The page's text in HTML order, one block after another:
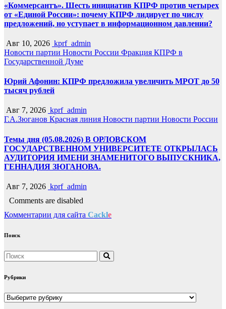
«Коммерсантъ». Шесть инициатив КПРФ против четырех
от «Единой России»: почему КПРФ лидирует по числу
предложений, но уступает в информационном давлении?
Авг 10, 2026 kprf_admin
Новости партии Новости России Фракция КПРФ в
Государственной Думе
Юрий Афонин: КПРФ предложила увеличить МРОТ до 50
тысяч рублей
Авг 7, 2026 kprf_admin
Г.А.Зюганов Красная линия Новости партии Новости России
Темы дня (05.08.2026) В ОРЛОВСКОМ
ГОСУДАРСТВЕННОМ УНИВЕРСИТЕТЕ ОТКРЫЛАСЬ
АУДИТОРИЯ ИМЕНИ ЗНАМЕНИТОГО ВЫПУСКНИКА,
ГЕННАДИЯ ЗЮГАНОВА.
Авг 7, 2026 kprf_admin
Comments are disabled
Комментарии для сайта Cackle
Поиск
Рубрики
Рубрики